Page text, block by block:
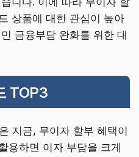
상품에 대한 관심이 높아
금융부담 완화를 위한 대
TOP3
지금, 무이자 할부 혜택이
용하면 이자 부담을 크게